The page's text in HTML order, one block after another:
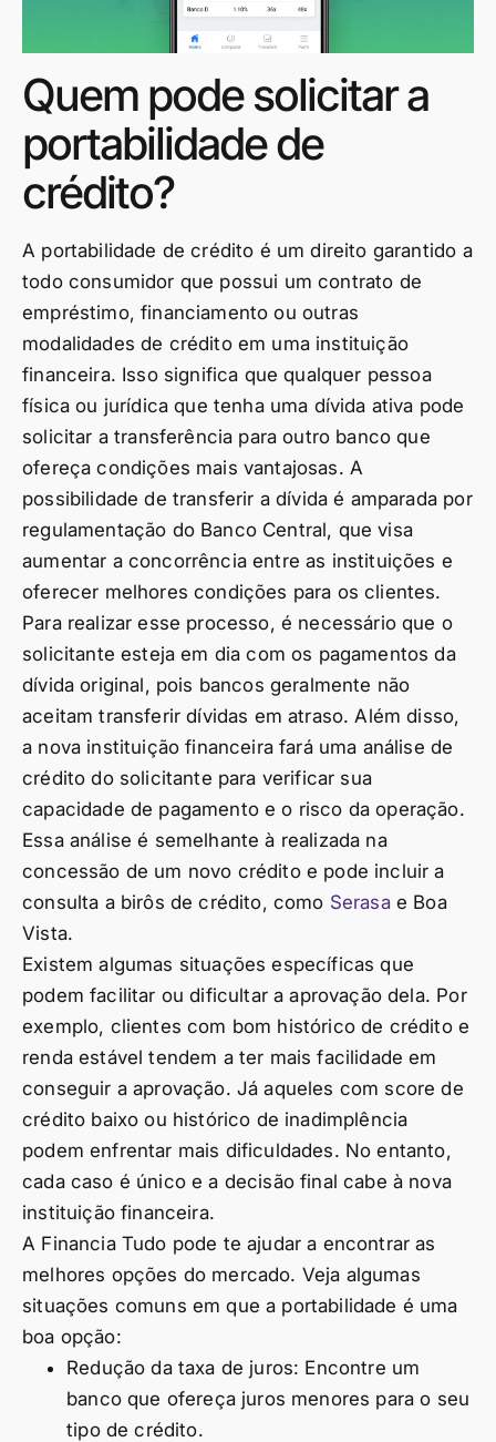
Quem pode solicitar a
portabilidade de
crédito?
A portabilidade de crédito é um direito garantido a
todo consumidor que possui um contrato de
empréstimo, financiamento ou outras
modalidades de crédito em uma instituição
financeira. Isso significa que qualquer pessoa
física ou jurídica que tenha uma dívida ativa pode
solicitar a transferência para outro banco que
ofereça condições mais vantajosas. A
possibilidade de transferir a dívida é amparada por
regulamentação do Banco Central, que visa
aumentar a concorrência entre as instituições e
oferecer melhores condições para os clientes.
Para realizar esse processo, é necessário que o
solicitante esteja em dia com os pagamentos da
dívida original, pois bancos geralmente não
aceitam transferir dívidas em atraso. Além disso,
a nova instituição financeira fará uma análise de
crédito do solicitante para verificar sua
capacidade de pagamento e o risco da operação.
Essa análise é semelhante à realizada na
concessão de um novo crédito e pode incluir a
consulta a birôs de crédito, como Serasae Boa
Vista.
Existem algumas situações específicas que
podem facilitar ou dificultar a aprovação dela. Por
exemplo, clientes com bom histórico de crédito e
renda estável tendem a ter mais facilidade em
conseguir a aprovação. Já aqueles com score de
crédito baixo ou histórico de inadimplência
podem enfrentar mais dificuldades. No entanto,
cada caso é único e a decisão final cabe à nova
instituição financeira.
A Financia Tudo pode te ajudar a encontrar as
melhores opções do mercado. Veja algumas
situações comuns em que a portabilidade é uma
boa opção:
Redução da taxa de juros: Encontre um
banco que ofereça juros menores para o seu
tipo de crédito.